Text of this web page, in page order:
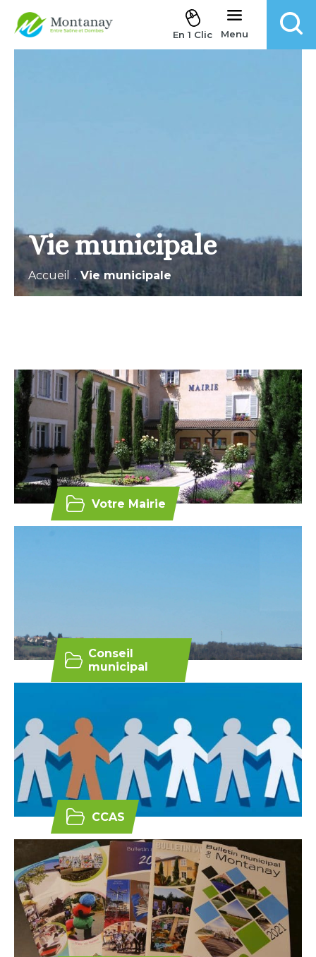
Aller au contenu
En 1 Clic Menu
Vie municipale
Accueil . Vie municipale
Votre Mairie
Conseil
municipal
CCAS